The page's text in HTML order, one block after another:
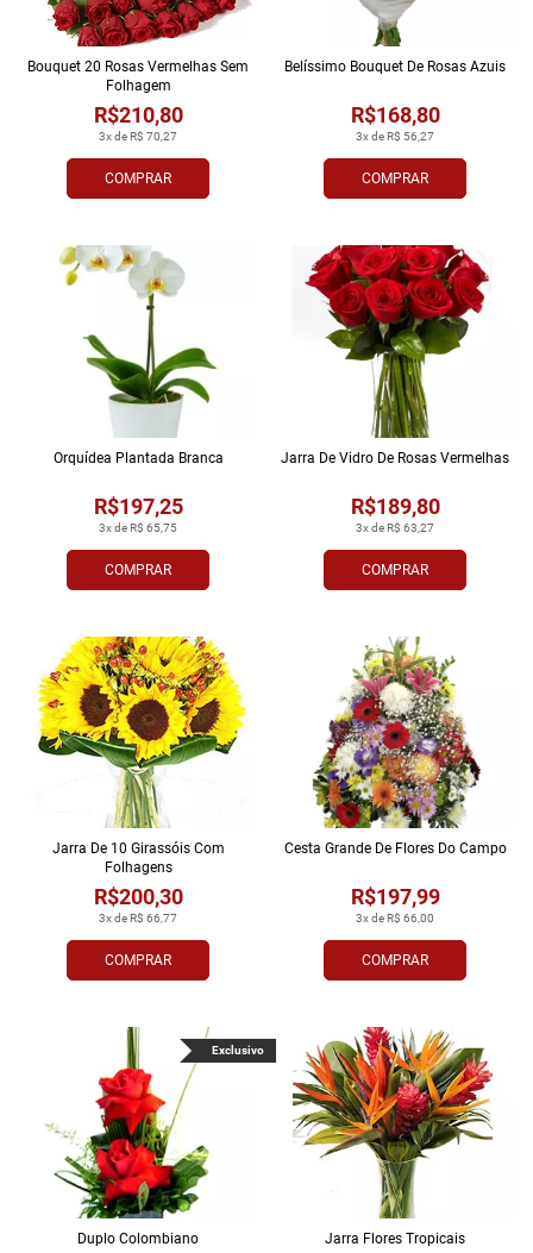
COMPRAR
3x de R$ 70,27
R$210,80
Bouquet 20 Rosas Vermelhas Sem
Folhagem
COMPRAR
3x de R$ 56,27
R$168,80
Belíssimo Bouquet De Rosas Azuis
COMPRAR
3x de R$ 65,75
R$197,25
Orquídea Plantada Branca
COMPRAR
3x de R$ 63,27
R$189,80
Jarra De Vidro De Rosas Vermelhas
COMPRAR
3x de R$ 66,77
R$200,30
Jarra De 10 Girassóis Com
Folhagens
COMPRAR
3x de R$ 66,00
R$197,99
Cesta Grande De Flores Do Campo
Duplo Colombiano
Exclusivo
Jarra Flores Tropi­cais